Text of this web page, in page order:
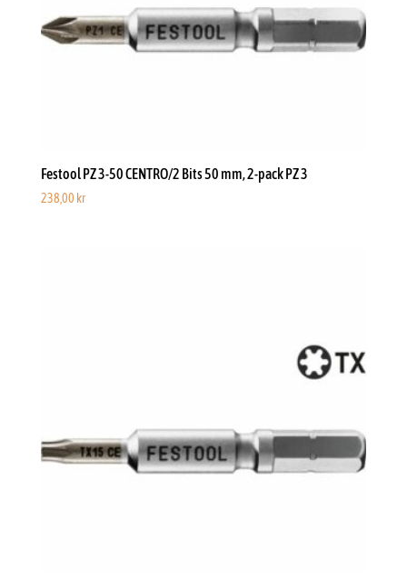
Festool PZ 3-50 CENTRO/2 Bits 50 mm, 2-pack PZ 3
238,00 kr